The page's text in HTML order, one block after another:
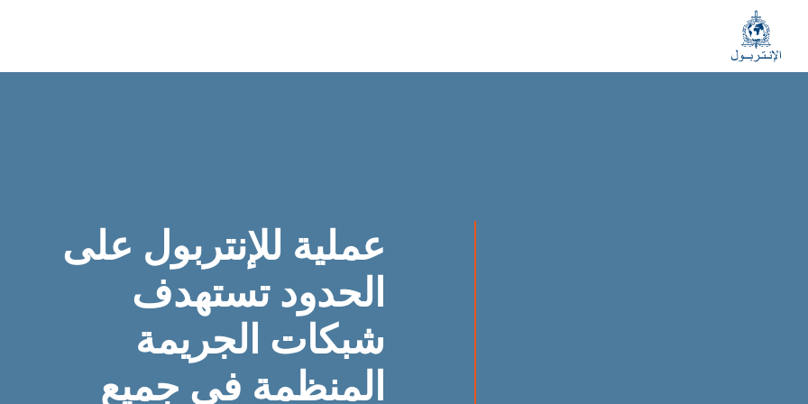
عملية للإنتربول على
الحدود تستهدف
شبكات الجريمة
المنظمة في جميع